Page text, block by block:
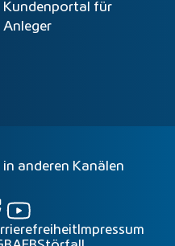
Kundenportal für
Anleger
in anderen Kanälen
Impressum